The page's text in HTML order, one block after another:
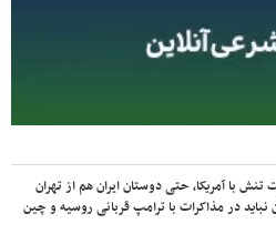
با آمریکا، حتی دوستان ایران هم از تهران
نباید در مذاکرات با ترامپ قربانی روسیه و چین